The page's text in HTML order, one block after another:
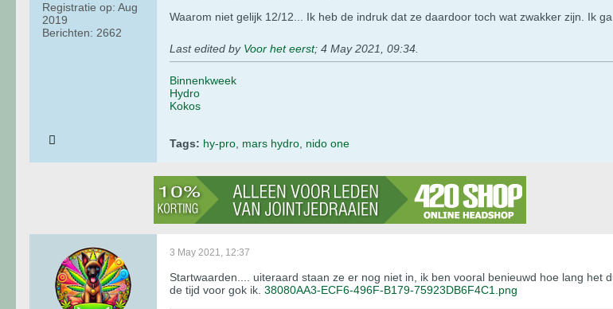
Registratie op: Aug
2019
Berichten: 2662
Waarom niet gelijk 12/12... Ik heb de indruk dat ze daardoor toch wat zwakker zijn. Ik
Last edited by Voor het eerst; 4 May 2021, 09:34
Binnenkweek
Hydro
Kokos
Tags: hy-pro mars hydro nido one
3 May 2021, 12:37
Startwaarden.... uiteraard staan ze er nog niet in, ik ben vooral benieuwd hoe lang
de tijd voor gok ik. 38080AA3-ECF6-496F-B179-75923DB6F4C1.png